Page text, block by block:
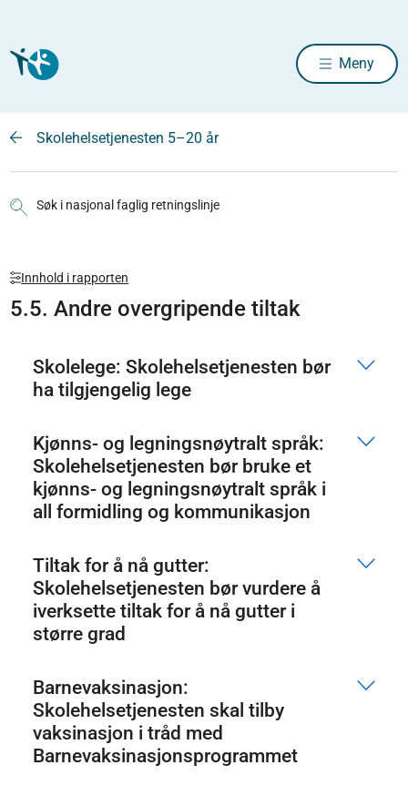
Meny
Skolehelsetjenesten 5–20 år
Søk i nasjonal faglig retningslinje
Innhold i rapporten
5.5. Andre overgripende tiltak
Skolelege: Skolehelsetjenesten bør
ha tilgjengelig lege
Kjønns- og legningsnøytralt språk:
Skolehelsetjenesten bør bruke et
kjønns- og legningsnøytralt språk i
all formidling og kommunikasjon
Tiltak for å nå gutter:
Skolehelsetjenesten bør vurdere å
iverksette tiltak for å nå gutter i
større grad
Barnevaksinasjon:
Skolehelsetjenesten skal tilby
vaksinasjon i tråd med
Barnevaksinasjonsprogrammet